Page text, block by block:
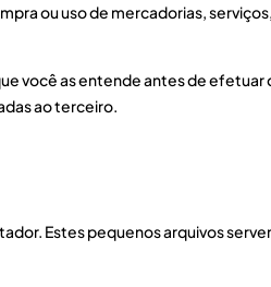
ou uso de mercadorias,
você as entende antes de efetuar
ao terceiro.
Estes pequenos arquivos